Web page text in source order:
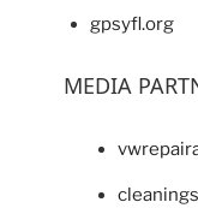
gpsyfl.org
MEDIA